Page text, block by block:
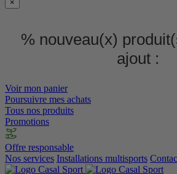
×
% nouveau(x)
ajout :
Voir mon panier
Poursuivre mes achats
Tous nos produits
Promotions
Offre responsable
Nos services Installations multisports